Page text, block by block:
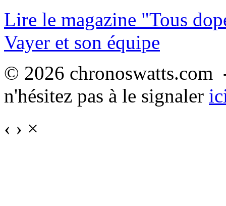
Lire le magazine "Tous
Vayer et son équipe
© 2026
n'hésitez pas à le signaler
‹ › ×